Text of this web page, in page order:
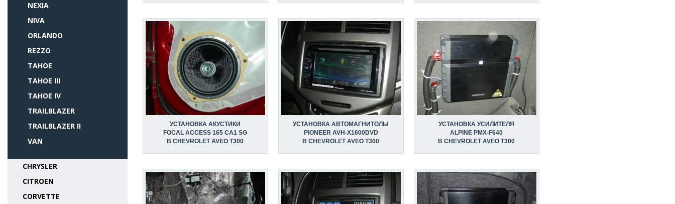
NEXIA
NIVA
ORLANDO
REZZO
TAHOE
TAHOE III
TAHOE IV
TRAILBLAZER
TRAILBLAZER II
VAN
CHRYSLER
CITROEN
CORVETTE
УСТАНОВКА АКУСТИКИ
FOCAL ACCESS 165 CA1 SG
В CHEVROLET AVEO T300
УСТАНОВКА АВТОМАГНИТОЛЫ
PIONEER AVH-X1600DVD
В CHEVROLET AVEO T300
УСТАНОВКА УСИЛИТЕЛЯ
ALPINE PMX-F640
В CHEVROLET AVEO T300